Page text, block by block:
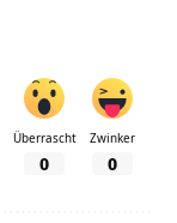
Überrascht
0
Zwinker
0